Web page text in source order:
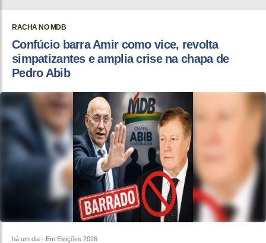
RACHA NO MDB
Confúcio barra Amir como vice, revolta
simpatizantes e amplia crise na chapa de
Pedro Abib
há um dia - Em Eleições 2026